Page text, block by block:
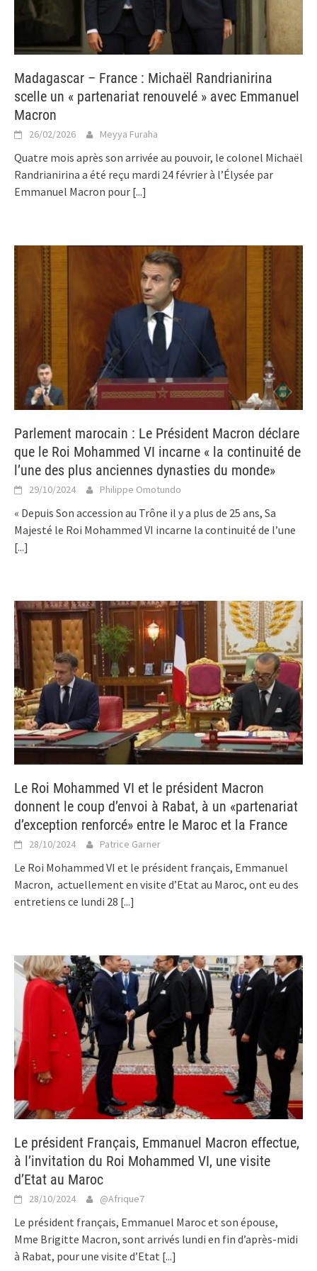
Madagascar – France : Michaël Randrianirina
scelle un « partenariat renouvelé » avec Emmanuel
Macron
26/02/2026 Meyya Furaha
Quatre mois après son arrivée au pouvoir, le colonel Michaël
Randrianirina a été reçu mardi 24 février à l’Élysée par
Emmanuel Macron pour [...]
Parlement marocain : Le Président Macron déclare
que le Roi Mohammed VI incarne « la continuité de
l’une des plus anciennes dynasties du monde»
29/10/2024 Philippe Omotundo
« Depuis Son accession au Trône il y a plus de 25 ans, Sa
Majesté le Roi Mohammed VI incarne la continuité de l’une
[...]
Le Roi Mohammed VI et le président Macron
donnent le coup d’envoi à Rabat, à un «partenariat
d’exception renforcé» entre le Maroc et la France
28/10/2024 Patrice Garner
Le Roi Mohammed VI et le président français, Emmanuel
Macron, actuellement en visite d’Etat au Maroc, ont eu des
entretiens ce lundi 28 [...]
Le président Français, Emmanuel Macron effectue,
à l’invitation du Roi Mohammed VI, une visite
d’Etat au Maroc
28/10/2024 @Afrique7
Le président français, Emmanuel Maroc et son épouse,
Mme Brigitte Macron, sont arrivés lundi en fin d’après-midi
à Rabat, pour une visite d’Etat [...]